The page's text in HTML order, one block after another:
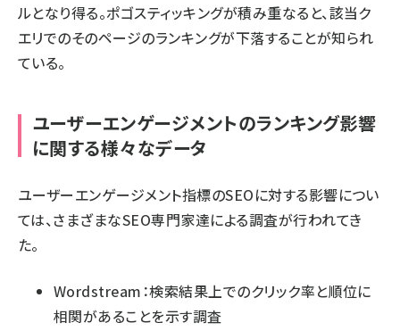
ルとなり得る。ポゴスティッキングが積み重なると、該当ク
エリでのそのページのランキングが下落することが知られ
ている。
ユーザーエンゲージメントのランキング影響
に関する様々なデータ
ユーザーエンゲージメント指標のSEOに対する影響につい
ては、さまざまなSEO専門家達による調査が行われてき
た。
Wordstream：検索結果上でのクリック率と順位に
相関があることを示す調査